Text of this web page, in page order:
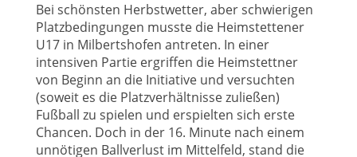
Bei schönsten Herbstwetter, aber schwierigen
Platzbedingungen musste die Heimstettener
U17 in Milbertshofen antreten. In einer
intensiven Partie ergriffen die Heimstettner
von Beginn an die Initiative und versuchten
(soweit es die Platzverhältnisse zuließen)
Fußball zu spielen und erspielten sich erste
Chancen. Doch in der 16. Minute nach einem
unnötigen Ballverlust im Mittelfeld, stand die